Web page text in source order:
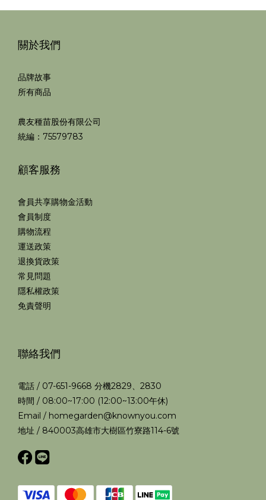
關於我們
品牌故事
所有商品
農友種苗股份有限公司
統編：75579783
顧客服務
會員共享購物金活動
會員制度
購物流程
運送政策
退換貨政策
常見問題
隱私權政策
免責聲明
聯絡我們
電話 / 07-651-9668 分機2829、2830
時間 / 08:00~17:00 (12:00~13:00午休)
Email / homegarden@knownyou.com
地址 / 840003高雄市大樹區竹寮路114-6號